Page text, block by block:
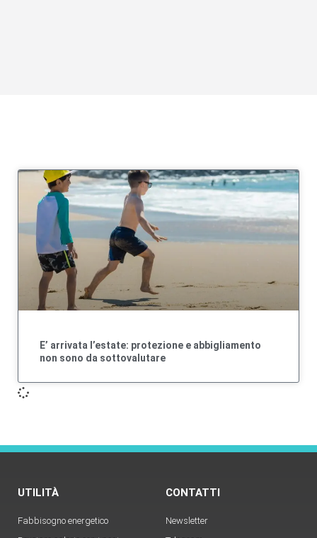
E’ arrivata l’estate: protezione e abbigliamento
non sono da sottovalutare
UTILITÀ
Fabbisogno energetico
CONTATTI
Newsletter